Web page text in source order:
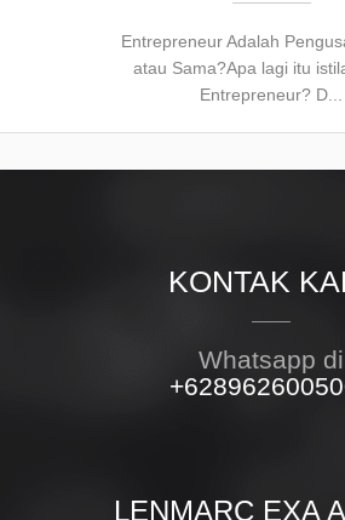
Entrepreneur Adalah
atau Sama?Apa lagi itu
Entrepreneur? D...
KONTAK
Whatsapp di
LENMARC EXA